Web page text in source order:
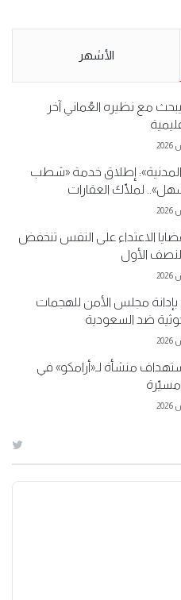
نبيع مخدرات يعني ولا خمر؟!.
الأشهر
يبحث مع نظيره العُماني آخر
إطلاق خدمة «شطب
لملّاك العقارات
الاعتداء على النفس تنخفض
مجلس الأمن للهجمات
ضد السعودية
منشأة لـ«أرامكو» في
مسيّرة